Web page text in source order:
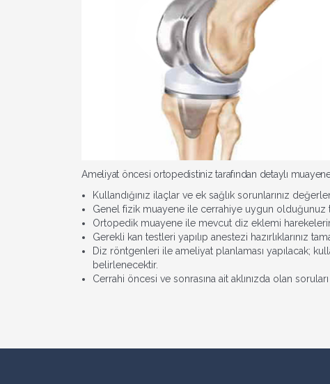
Ameliyat öncesi ortopedistiniz tarafından detaylı
Kullandığınız ilaçlar ve ek sağlık sorunlarınız
Genel fizik muayene ile cerrahiye uygun olduğunuz
Ortopedik muayene ile mevcut diz eklemi
Gerekli kan testleri yapılıp anestezi hazırlıklarınız
Diz röntgenleri ile ameliyat planlaması yapılacak;
belirlenecektir.
Cerrahi öncesi ve sonrasına ait aklınızda olan